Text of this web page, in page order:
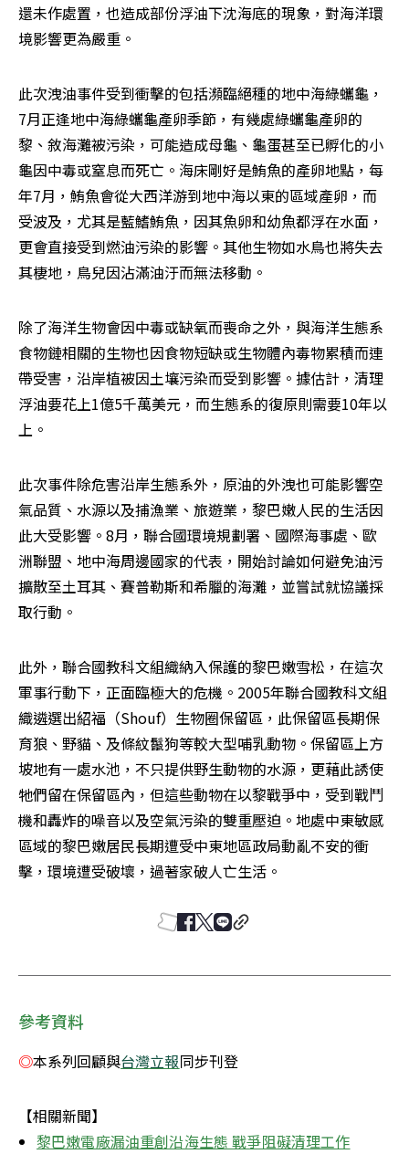
還未作處置，也造成部份浮油下沈海底的現象，對海洋環
境影響更為嚴重。
此次洩油事件受到衝擊的包括瀕臨絕種的地中海綠蠵龜，
7月正逢地中海綠蠵龜產卵季節，有幾處綠蠵龜產卵的
黎、敘海灘被污染，可能造成母龜、龜蛋甚至已孵化的小
龜因中毒或窒息而死亡。海床剛好是鮪魚的產卵地點，每
年7月，鮪魚會從大西洋游到地中海以東的區域產卵，而
受波及，尤其是藍鰭鮪魚，因其魚卵和幼魚都浮在水面，
更會直接受到燃油污染的影響。其他生物如水鳥也將失去
其棲地，鳥兒因沾滿油汙而無法移動。
除了海洋生物會因中毒或缺氧而喪命之外，與海洋生態系
食物鏈相關的生物也因食物短缺或生物體內毒物累積而連
帶受害，沿岸植被因土壤污染而受到影響。據估計，清理
浮油要花上1億5千萬美元，而生態系的復原則需要10年以
上。
此次事件除危害沿岸生態系外，原油的外洩也可能影響空
氣品質、水源以及捕漁業、旅遊業，黎巴嫩人民的生活因
此大受影響。8月，聯合國環境規劃署、國際海事處、歐
洲聯盟、地中海周邊國家的代表，開始討論如何避免油污
擴散至土耳其、賽普勒斯和希臘的海灘，並嘗試就協議採
取行動。
此外，聯合國教科文組織納入保護的黎巴嫩雪松，在這次
軍事行動下，正面臨極大的危機。2005年聯合國教科文組
織遴選出紹福（Shouf）生物圈保留區，此保留區長期保
育狼、野貓、及條紋鬣狗等較大型哺乳動物。保留區上方
坡地有一處水池，不只提供野生動物的水源，更藉此誘使
牠們留在保留區內，但這些動物在以黎戰爭中，受到戰鬥
機和轟炸的噪音以及空氣污染的雙重壓迫。地處中東敏感
區域的黎巴嫩居民長期遭受中東地區政局動亂不安的衝
擊，環境遭受破壞，過著家破人亡生活。
參考資料
◎本系列回顧與台灣立報同步刊登
【相關新聞】
黎巴嫩電廠漏油重創沿海生態 戰爭阻礙清理工作